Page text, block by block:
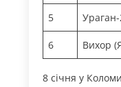
5
6 Вихор
8 січня у